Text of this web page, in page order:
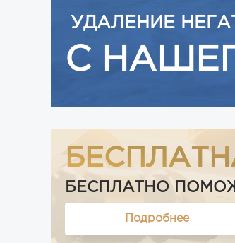
УДАЛЕНИЕ
С
БЕСПЛАТНО
Подробнее